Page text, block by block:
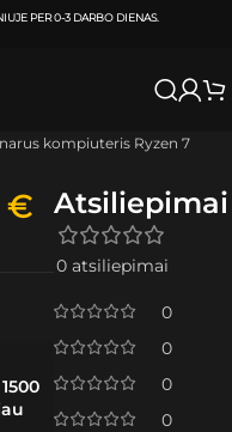
PER0-3 DARBO DIENAS.
kompiuteris Ryzen 7
€ Atsiliepimai
0 atsiliepimai
0
0
0
0